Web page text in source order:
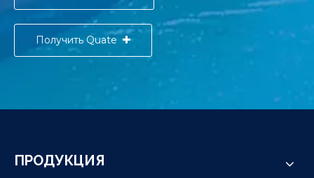
Получить Quate
ПРОДУКЦИЯ